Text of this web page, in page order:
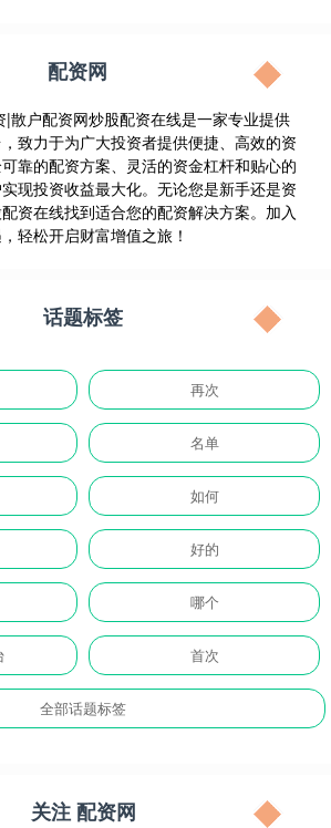
配资网
|散户配资网炒股配资在线是一家专业提供
致力于为广大投资者提供便捷、高效的资
靠的配资方案、灵活的资金杠杆和贴心的
现投资收益最大化。无论您是新手还是资
资在线找到适合您的配资解决方案。加入
轻松开启财富增值之旅！
话题标签
再次
名单
如何
好的
哪个
首次
全部话题标签
关注 配资网